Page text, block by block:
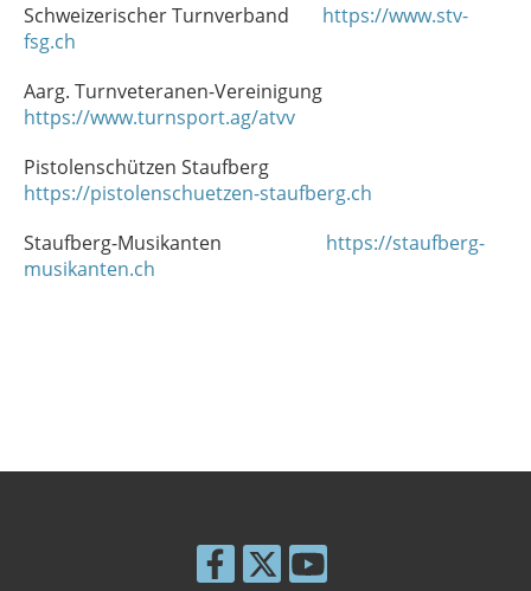
Schweizerischer Turnverband https://www.stv-
fsg.ch
Aarg. Turnveteranen-Vereinigung
https://www.turnsport.ag/atvv
Pistolenschützen Staufberg
https://pistolenschuetzen-staufberg.ch
Staufberg-Musikanten https://staufberg-
musikanten.ch